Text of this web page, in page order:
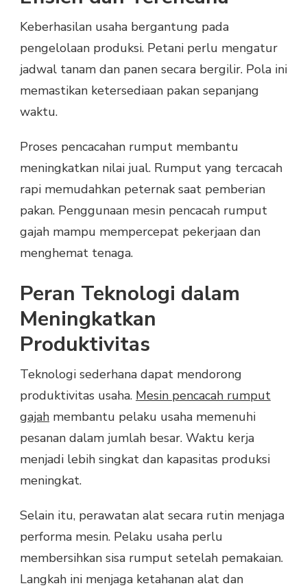
Keberhasilan usaha bergantung pada
pengelolaan produksi. Petani perlu mengatur
jadwal tanam dan panen secara bergilir. Pola ini
memastikan ketersediaan pakan sepanjang
waktu.
Proses pencacahan rumput membantu
meningkatkan nilai jual. Rumput yang tercacah
rapi memudahkan peternak saat pemberian
pakan. Penggunaan mesin pencacah rumput
gajah mampu mempercepat pekerjaan dan
menghemat tenaga.
Peran Teknologi dalam
Meningkatkan
Produktivitas
Teknologi sederhana dapat mendorong
produktivitas usaha. Mesin pencacah rumput
gajah membantu pelaku usaha memenuhi
pesanan dalam jumlah besar. Waktu kerja
menjadi lebih singkat dan kapasitas produksi
meningkat.
Selain itu, perawatan alat secara rutin menjaga
performa mesin. Pelaku usaha perlu
membersihkan sisa rumput setelah pemakaian.
Langkah ini menjaga ketahanan alat dan